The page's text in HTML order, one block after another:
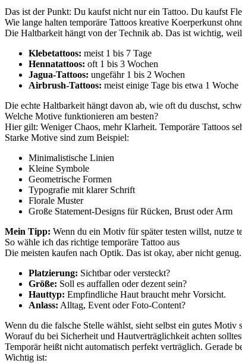
Das ist der Punkt: Du kaufst nicht nur ein Tattoo. Du kaufst
Wie lange halten temporäre Tattoos kreative Koerperkunst
Die Haltbarkeit hängt von der Technik ab. Das ist wichtig,
Klebetattoos: meist 1 bis 7 Tage
Hennatattoos: oft 1 bis 3 Wochen
Jagua-Tattoos: ungefähr 1 bis 2 Wochen
Airbrush-Tattoos: meist einige Tage bis etwa 1 Woche
Die echte Haltbarkeit hängt davon ab, wie oft du duschst,
Welche Motive funktionieren am besten?
Hier gilt: Weniger Chaos, mehr Klarheit. Temporäre Tattoos
Starke Motive sind zum Beispiel:
Minimalistische Linien
Kleine Symbole
Geometrische Formen
Typografie mit klarer Schrift
Florale Muster
Große Statement-Designs für Rücken, Brust oder Arm
Mein Tipp: Wenn du ein Motiv für später testen willst, nutze
So wähle ich das richtige temporäre Tattoo aus
Die meisten kaufen nach Optik. Das ist okay, aber nicht
Platzierung: Sichtbar oder versteckt?
Größe: Soll es auffallen oder dezent sein?
Hauttyp: Empfindliche Haut braucht mehr Vorsicht.
Anlass: Alltag, Event oder Foto-Content?
Wenn du die falsche Stelle wählst, sieht selbst ein gutes
Worauf du bei Sicherheit und Hautverträglichkeit achten
Temporär heißt nicht automatisch perfekt verträglich. Gerade
Wichtig ist: